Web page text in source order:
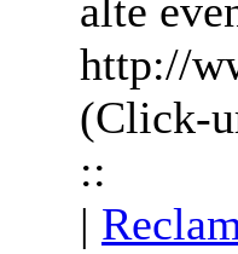
alte
http://
(Click-
::
|